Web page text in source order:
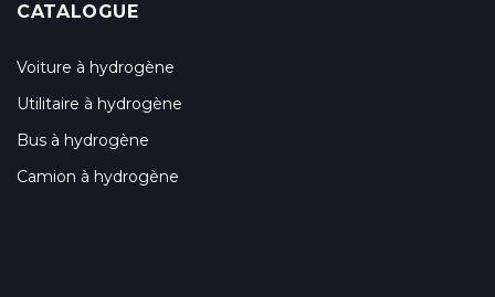
CATALOGUE
Voiture à hydrogène
Utilitaire à hydrogène
Bus à hydrogène
Camion à hydrogène